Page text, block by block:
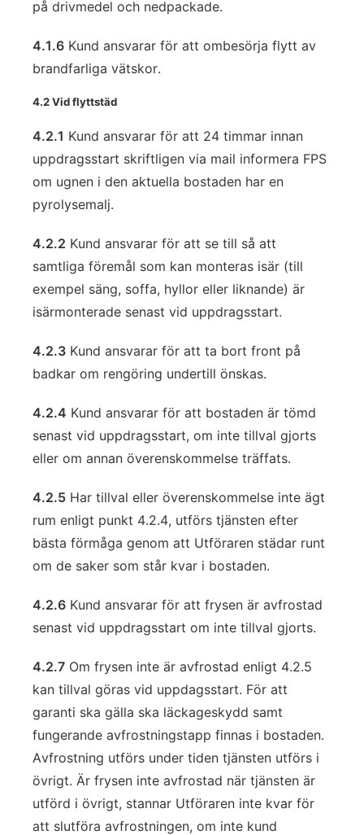
på drivmedel och nedpackade.
4.1.6 Kund ansvarar för att ombesörja flytt av
brandfarliga vätskor.
4.2 Vid flyttstäd
4.2.1 Kund ansvarar för att 24 timmar innan
uppdragsstart skriftligen via mail informera FPS
om ugnen i den aktuella bostaden har en
pyrolysemalj.
4.2.2 Kund ansvarar för att se till så att
samtliga föremål som kan monteras isär (till
exempel säng, soffa, hyllor eller liknande) är
isärmonterade senast vid uppdragsstart.
4.2.3 Kund ansvarar för att ta bort front på
badkar om rengöring undertill önskas.
4.2.4 Kund ansvarar för att bostaden är tömd
senast vid uppdragsstart, om inte tillval gjorts
eller om annan överenskommelse träffats.
4.2.5 Har tillval eller överenskommelse inte ägt
rum enligt punkt 4.2.4, utförs tjänsten efter
bästa förmåga genom att Utföraren städar runt
om de saker som står kvar i bostaden.
4.2.6 Kund ansvarar för att frysen är avfrostad
senast vid uppdragsstart om inte tillval gjorts.
4.2.7 Om frysen inte är avfrostad enligt 4.2.5
kan tillval göras vid uppdagsstart. För att
garanti ska gälla ska läckageskydd samt
fungerande avfrostningstapp finnas i bostaden.
Avfrostning utförs under tiden tjänsten utförs i
övrigt. Är frysen inte avfrostad när tjänsten är
utförd i övrigt, stannar Utföraren inte kvar för
att slutföra avfrostningen, om inte kund